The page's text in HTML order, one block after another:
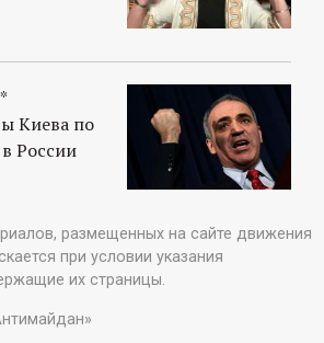
Киева по
России
размещенных на сайте движения
при условии указания
их страницы.